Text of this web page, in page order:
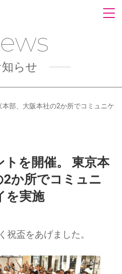
らせ
部、大阪本社の2か所でコミュニケ
トを開催。 東京本
2か所でコミュニ
を実施
祝盃をあげました。